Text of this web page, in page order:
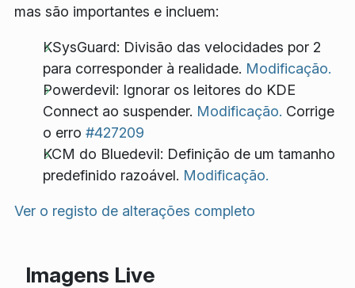
mas são importantes e incluem:
KSysGuard: Divisão das velocidades por 2
para corresponder à realidade. Modificação.
Powerdevil: Ignorar os leitores do KDE
Connect ao suspender. Modificação. Corrige
o erro #427209
KCM do Bluedevil: Definição de um tamanho
predefinido razoável. Modificação.
Ver o registo de alterações completo
Imagens Live